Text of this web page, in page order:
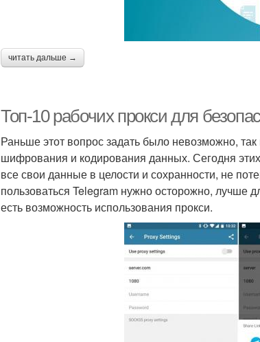
читать дальше →
Топ-10 рабочих прокси для
Раньше этот вопрос задать было невозможно,
шифрования и кодирования данных. Сегодня
все свои данные в целости и сохранности, не
пользоваться Telegram нужно осторожно, лучше
есть возможность использования прокси.